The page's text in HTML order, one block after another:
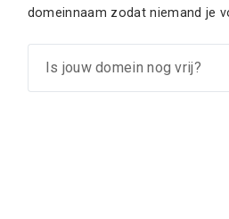
domeinnaam zodat niemand je